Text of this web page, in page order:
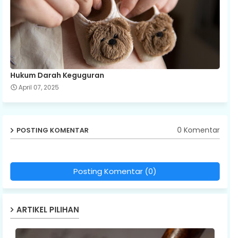
Hukum Darah Keguguran
April 07, 2025
POSTING KOMENTAR 0 Komentar
Posting Komentar (0)
ARTIKEL PILIHAN